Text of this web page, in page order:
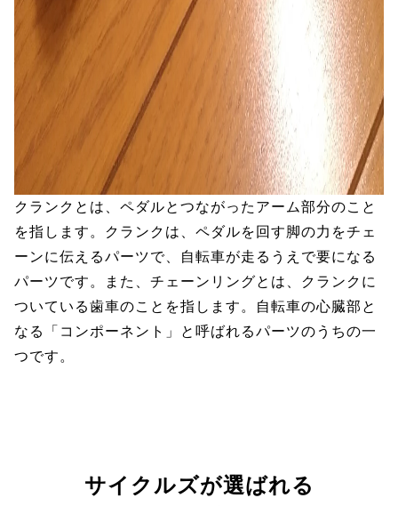
クランクとは、ペダルとつながったアーム部分のこと
を指します。クランクは、ペダルを回す脚の力をチェ
ーンに伝えるパーツで、自転車が走るうえで要になる
パーツです。また、チェーンリングとは、クランクに
ついている歯車のことを指します。自転車の心臓部と
なる「コンポーネント」と呼ばれるパーツのうちの一
つです。
サイクルズが選ばれる